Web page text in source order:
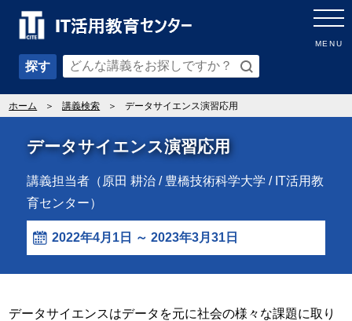
探す
MENU
ホーム 講義検索 データサイエンス演習応用
データサイエンス演習応用
講義担当者（原田 耕治 / 豊橋技術科学大学 / IT活用教
育センター）
2022年4月1日 ～ 2023年3月31日
データサイエンスはデータを元に社会の様々な課題に取り